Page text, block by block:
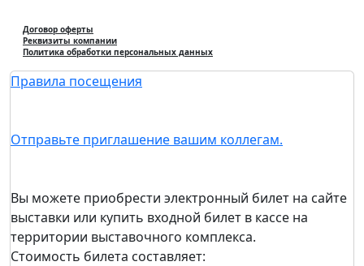
Договор оферты
Реквизиты компании
Политика обработки персональных данных
Правила посещения
Отправьте приглашение вашим коллегам.
Вы можете приобрести электронный билет на сайте
выставки или купить входной билет в кассе на
территории выставочного комплекса.
Стоимость билета составляет: